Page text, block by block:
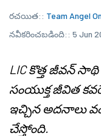
రచయిత:: Team Angel
నవీకరించబడింది:: 5 Jun
LIC కొత్త జీవన్
సంయుక్త జీవిత
ఇచ్చిన అదనాలు
చేస్తోంది.